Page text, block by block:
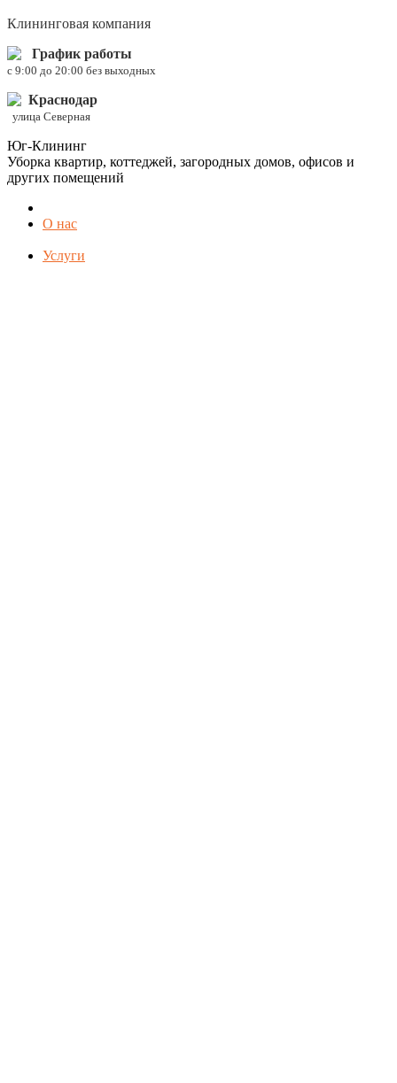
Клининговая компания
График работы
c 9:00 до 20:00 без выходных
Краснодар
улица Северная
Юг-Клининг
Уборка квартир, коттеджей, загородных домов, офисов и
других помещений
О нас
Услуги